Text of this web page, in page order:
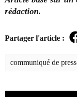
rédaction.
Partager l'article :
communiqué de